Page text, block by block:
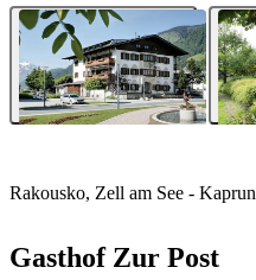
Rakousko, Zell am See - Kaprun
Gasthof Zur Post